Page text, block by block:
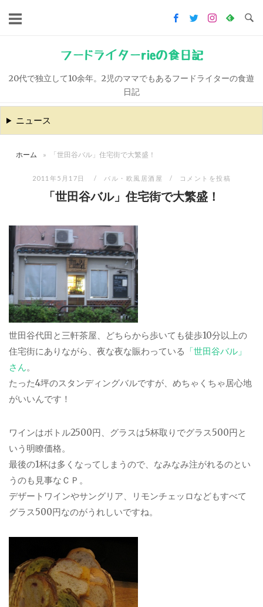
キ
ッ
フードライターrieの食日記
20代で独立して10余年。2児のママでもあるフードライターの食遊
日記
ニュース
ホーム » 「世田谷バル」住宅街で大繁盛！
2011年5月17日 バル・欧風居酒屋 コメントを投稿
「世田谷バル」住宅街で大繁盛！
世田谷代田と三軒茶屋、どちらから歩いても徒歩10分以上の
住宅街にありながら、夜な夜な賑わっている 「世田谷バル」
さん。
たった4坪のスタンディングバルですが、めちゃくちゃ居心地
がいいんです！
ワインはボトル2500円、グラスは5杯取りでグラス500円と
いう明瞭価格。
最後の1杯は多くなってしまうので、なみなみ注がれるのとい
うのも見事なＣＰ。
デザートワインやサングリア、リモンチェッロなどもすべて
グラス500円なのがうれしいですね。